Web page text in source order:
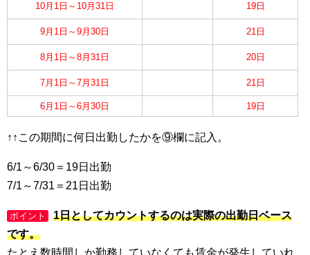
10月1日～10月31日 19日
9月1日～9月30日 21日
8月1日～8月31日 20日
7月1日～7月31日 21日
6月1日～6月30日 19日
↑↑この期間に何日出勤したかを⑨欄に記入。
6/1～6/30＝19日出勤
7/1～7/31＝21日出勤
ポイント
1日としてカウントするのは実際の出勤日ベース
です。